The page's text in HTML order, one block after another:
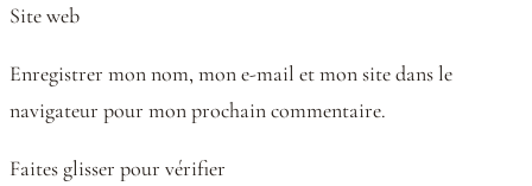
Site web
Enregistrer mon nom, mon e-mail et mon site dans le
navigateur pour mon prochain commentaire.
Faites glisser pour vérifier